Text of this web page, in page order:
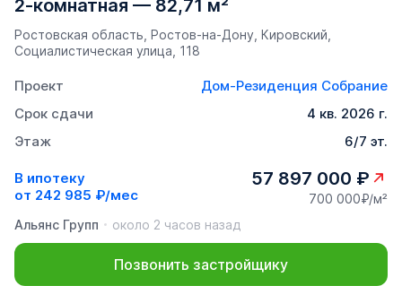
2-комнатная — 82,71 м²
Ростовская область, Ростов-на-Дону, Кировский,
Социалистическая улица, 118
Проект
Дом-Резиденция Собрание
Срок сдачи
4 кв. 2026 г.
Этаж
6/7 эт.
В ипотеку
от 242 985 ₽/мес
57 897 000 ₽
700 000₽/м²
Альянс Групп
около 2 часов назад
Позвонить застройщику